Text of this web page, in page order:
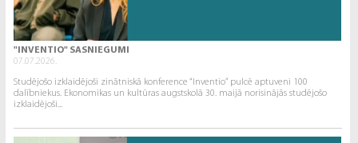
"INVENTIO" SASNIEGUMI
07.07.2026.
Studējošo izklaidējoši zinātniskā konference “Inventio” pulcē aptuveni 100
dalībniekus. Ekonomikas un kultūras augstskolā 30. maijā norisinājās studējošo
izklaidējoši...